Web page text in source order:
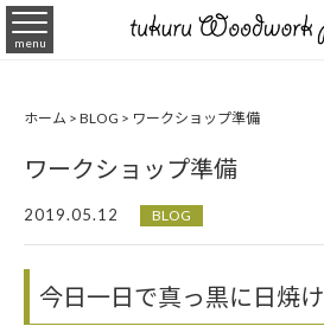
menu
ホーム > BLOG > ワークショップ準備
ワークショップ準備
2019.05.12 BLOG
今日一日で真っ黒に日焼け